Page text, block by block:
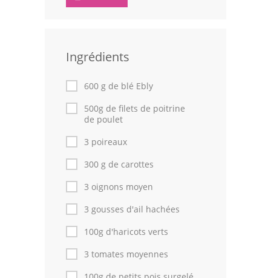
Astuces de cuisine
Fêtes Religieuses
Chefs
Forum
Thèmes
Espace Personnel
Ingrédients
600 g de blé Ebly
500g de filets de poitrine
de poulet
3 poireaux
300 g de carottes
3 oignons moyen
3 gousses d'ail hachées
100g d'haricots verts
3 tomates moyennes